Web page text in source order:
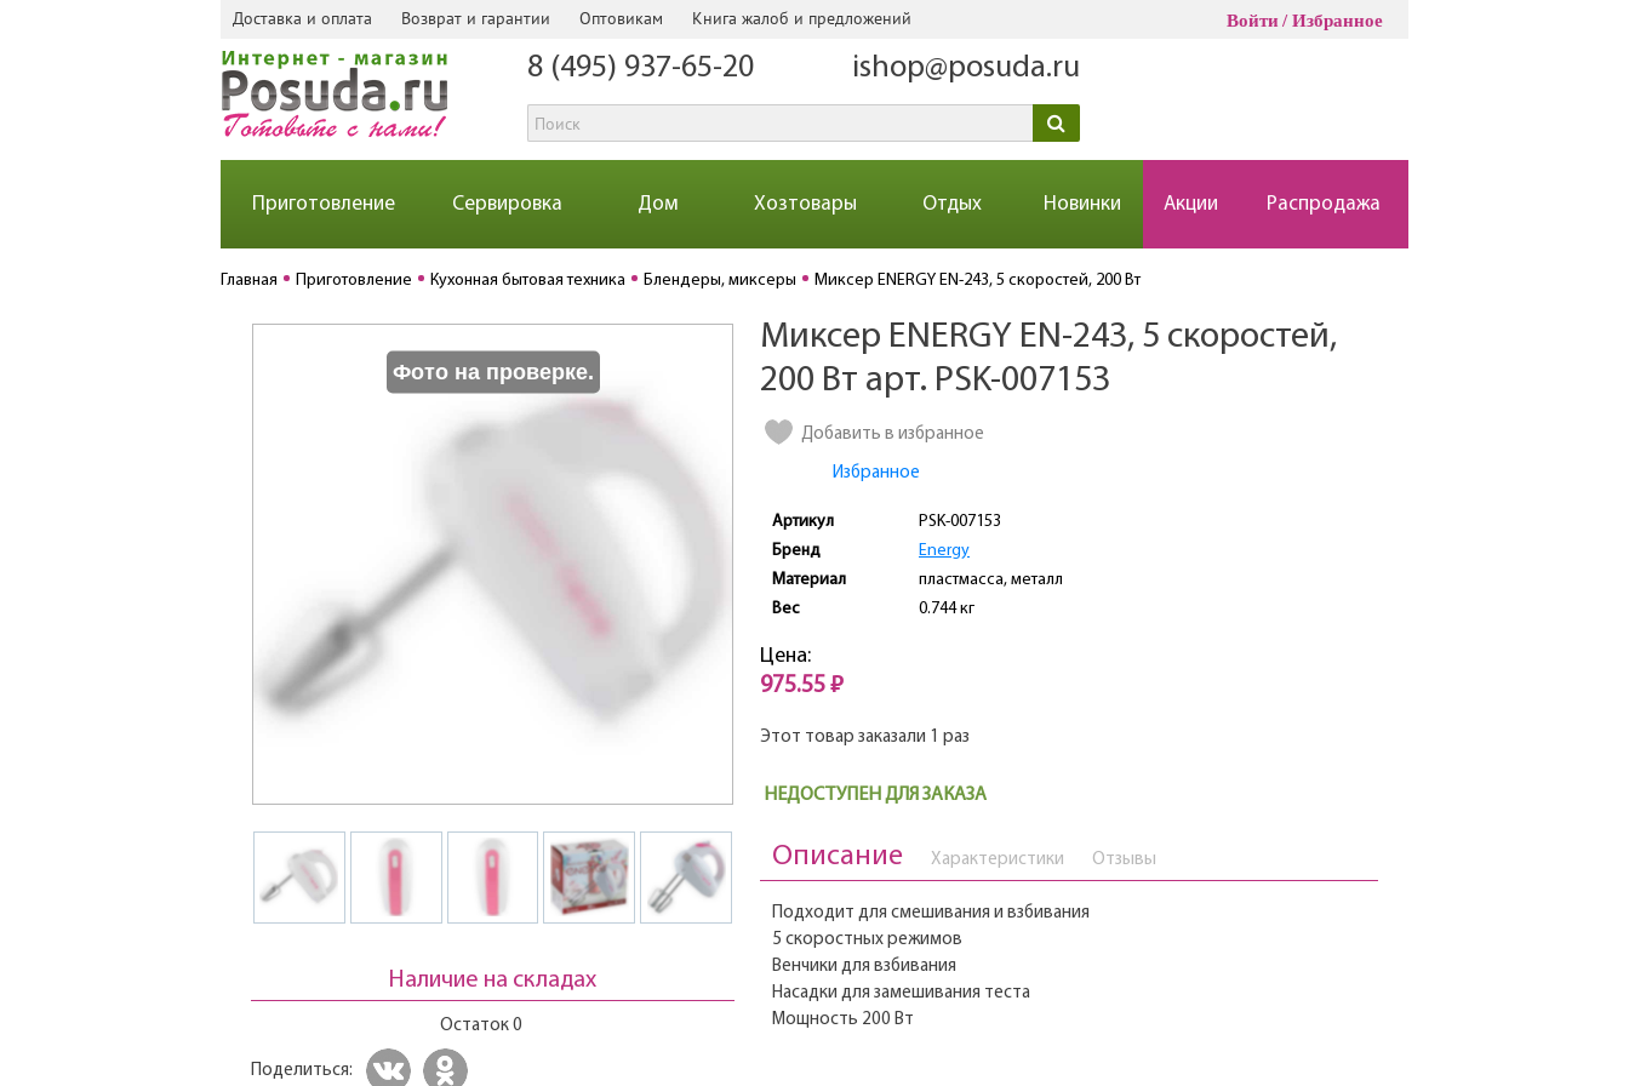
Доставка и оплата Возврат и гарантии Оптовикам Книга жалоб и предложений Войти Избранное
8 (495) 937-65-20 ishop@posuda.ru
Приготовление Сервировка Дом Хозтовары Отдых Новинки Акции Распродажа
Главная Приготовление Кухонная бытовая техника Блендеры, миксеры Миксер ENERGY EN-243, 5 скоростей, 200 Вт
Фото на проверке.
Наличие на складах
Остаток 0
Поделиться:
Миксер ENERGY EN-243, 5 скоростей,
200 Вт арт. PSK-007153
Добавить в избранное
Избранное
Артикул
PSK-007153
Бренд
Energy
Материал
пластмасса, металл
Вес
0.744 кг
Цена:
975.55 ₽
Этот товар заказали 1 раз
НЕДОСТУПЕН ДЛЯ ЗАКАЗА
Описание Характеристики Отзывы
Подходит для смешивания и взбивания
5 скоростных режимов
Венчики для взбивания
Насадки для замешивания теста
Мощность 200 Вт
Количество